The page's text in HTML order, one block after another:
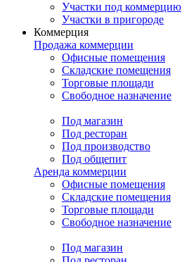
Участки под коммерцию
Участки в пригороде
Коммерция
Продажа коммерции
Офисные помещения
Складские помещения
Торговые площади
Свободное назначение
Под магазин
Под ресторан
Под производство
Под общепит
Аренда коммерции
Офисные помещения
Складские помещения
Торговые площади
Свободное назначение
Под магазин